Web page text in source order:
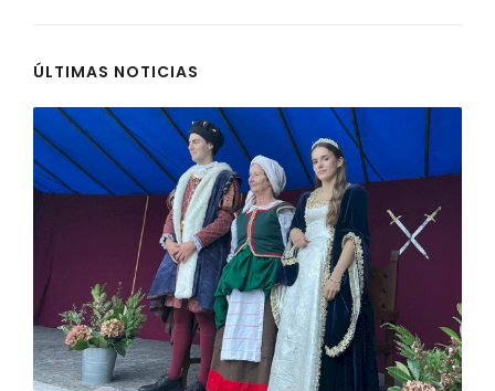
ÚLTIMAS NOTICIAS